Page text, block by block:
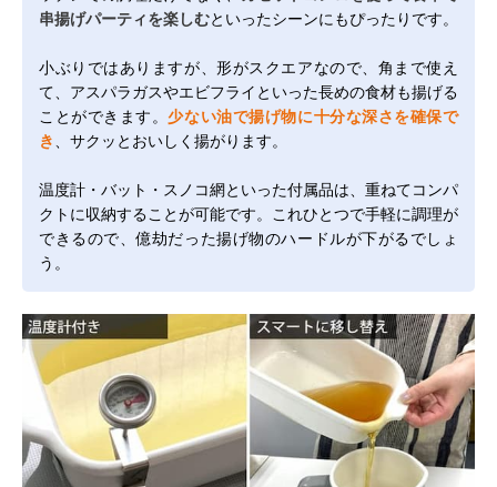
串揚げパーティを楽しむといったシーンにもぴったりです。
小ぶりではありますが、形がスクエアなので、角まで使え
て、アスパラガスやエビフライといった長めの食材も揚げる
ことができます。少ない油で揚げ物に十分な深さを確保で
き
、サクッとおいしく揚がります。
温度計・バット・スノコ網といった付属品は、重ねてコンパ
クトに収納することが可能です。これひとつで手軽に調理が
できるので、億劫だった揚げ物のハードルが下がるでしょ
う。